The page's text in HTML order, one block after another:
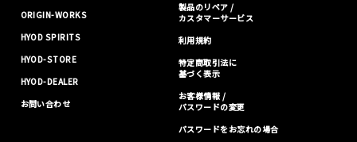
ORIGIN-WORKS
HYOD SPIRITS
HYOD-STORE
HYOD-DEALER
お問い合わせ
製品のリペア /
カスタマーサービス
利用規約
特定商取引法に
基づく表示
お客様情報 /
パスワードの変更
パスワードをお忘れの場合